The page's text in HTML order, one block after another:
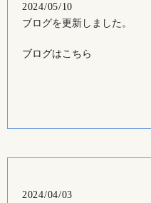
2024/05/10
ブログを更新しました。
ブログはこちら
2024/04/03